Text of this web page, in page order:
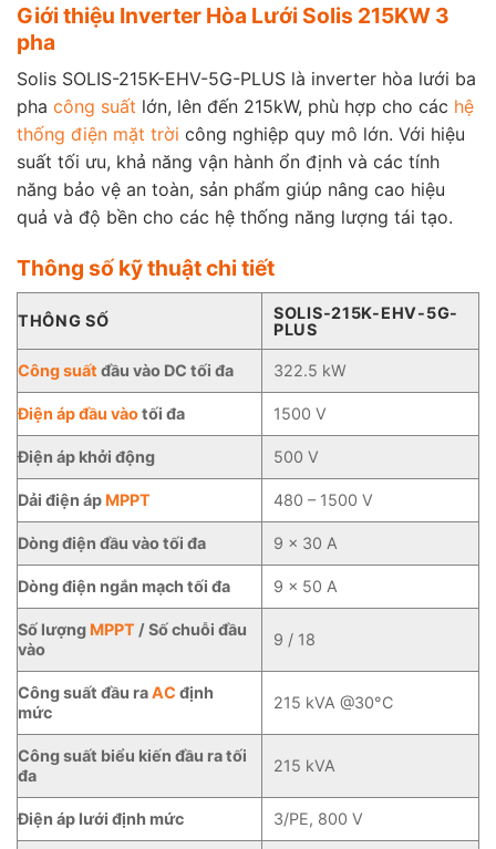
Giới thiệu Inverter Hòa Lưới Solis 215KW 3
pha
Solis SOLIS-215K-EHV-5G-PLUS là inverter hòa lưới ba
pha công suất lớn, lên đến 215kW, phù hợp cho các hệ
thống điện mặt trời công nghiệp quy mô lớn. Với hiệu
suất tối ưu, khả năng vận hành ổn định và các tính
năng bảo vệ an toàn, sản phẩm giúp nâng cao hiệu
quả và độ bền cho các hệ thống năng lượng tái tạo.
Thông số kỹ thuật chi tiết
THÔNG SỐ
SOLIS-215K-EHV-5G-
PLUS
Công suất đầu vào DC tối đa 322.5 kW
Điện áp đầu vàotối đa 1500 V
Điện áp khởi động 500 V
Dải điện áp MPPT 480 – 1500 V
Dòng điện đầu vào tối đa 9 × 30 A
Dòng điện ngắn mạch tối đa 9 × 50 A
Số lượng MPPT / Số chuỗi đầu
vào
9 / 18
Công suất đầu raAC định
mức
215 kVA @30°C
Công suất biểu kiến đầu ra tối
đa
215 kVA
Điện áp lưới định mức 3/PE, 800 V